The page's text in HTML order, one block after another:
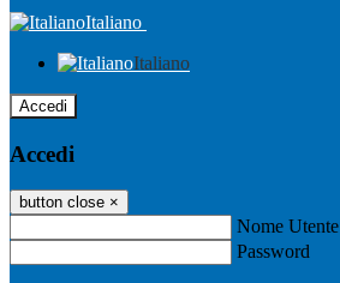
Italiano
Italiano
Accedi
Accedi
button close ×
Nome Utente
Password